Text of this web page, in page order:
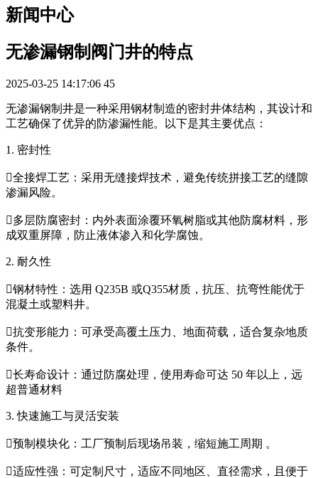
新闻中心
无渗漏钢制阀门井的特点
2025-03-25 14:17:06 45
无渗漏钢制井是一种采用钢材制造的密封井体结构，其设计和
工艺确保了优异的防渗漏性能。以下是其主要优点：
1. 密封性
全接焊工艺：采用无缝接焊技术，避免传统拼接工艺的缝隙
渗漏风险。
多层防腐密封：内外表面涂覆环氧树脂或其他防腐材料，形
成双重屏障，防止液体渗入和化学腐蚀。
2. 耐久性
钢材特性：选用 Q235B 或Q355材质，抗压、抗弯性能优于
混凝土或塑料井。
抗变形能力：可承受高覆土压力、地面荷载，适合复杂地质
条件。
长寿命设计：通过防腐处理，使用寿命可达 50 年以上，远
超普通材料
3. 快速施工与灵活安装
预制模块化：工厂预制后现场吊装，缩短施工周期 。
适应性强：可定制尺寸，适应不同地区、直径需求，且便于